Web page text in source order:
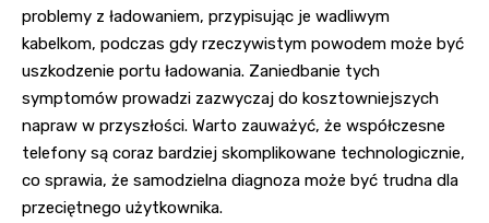
problemy z ładowaniem, przypisując je wadliwym
kabelkom, podczas gdy rzeczywistym powodem może być
uszkodzenie portu ładowania. Zaniedbanie tych
symptomów prowadzi zazwyczaj do kosztowniejszych
napraw w przyszłości. Warto zauważyć, że współczesne
telefony są coraz bardziej skomplikowane technologicznie,
co sprawia, że samodzielna diagnoza może być trudna dla
przeciętnego użytkownika.